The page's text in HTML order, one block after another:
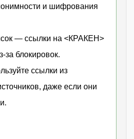
и шифрования
— ссылки на <КРАКЕН>
за блокировок.
ссылки из
даже если они